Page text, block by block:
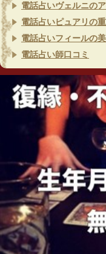
電話占いヴェルニの
電話占いピュアリの
電話占いフィールの
電話占い師口コミ